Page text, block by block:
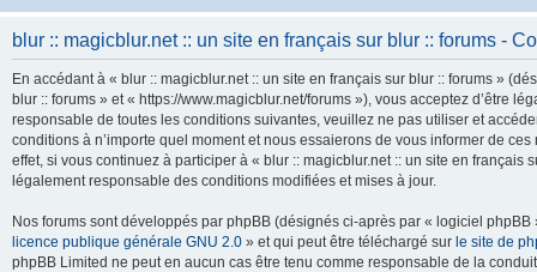
blur :: magicblur.net :: un site en français sur blur :: forums -
En accédant à « blur :: magicblur.net :: un site en français sur blur :: forums »
blur :: forums » et « https://www.magicblur.net/forums »), vous acceptez d’être
responsable de toutes les conditions suivantes, veuillez ne pas utiliser et
conditions à n’importe quel moment et nous essaierons de vous informer de
effet, si vous continuez à participer à « blur :: magicblur.net :: un site en
légalement responsable des conditions modifiées et mises à jour.
Nos forums sont développés par phpBB (désignés ci-après par « logiciel
licence publique générale GNU 2.0 » et qui peut être téléchargé sur le site de
phpBB Limited ne peut en aucun cas être tenu comme responsable de la